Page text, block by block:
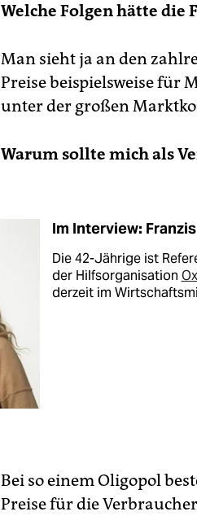
Welche Folgen hätte die
Man sieht ja an den
Preise beispielsweise für
unter der großen
Warum sollte mich als
Im Interview:
Die 42-Jährige ist
der Hilfsorganisation
derzeit im
Bei so einem Oligopol
Preise für die